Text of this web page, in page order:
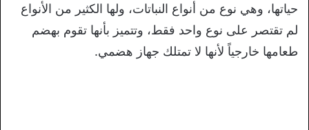
حياتها، وهي نوع من أنواع النباتات، ولها الكثير من الأنواع
لم تقتصر على نوع واحد فقط، وتتميز بأنها تقوم بهضم
طعامها خارجياً لأنها لا تمتلك جهاز هضمي.